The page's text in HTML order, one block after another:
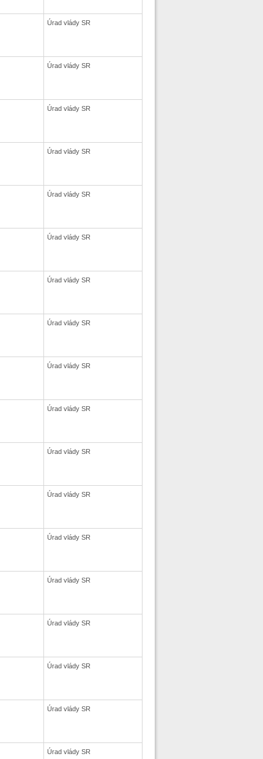
Úrad vlády SR
Úrad vlády SR
Úrad vlády SR
Úrad vlády SR
Úrad vlády SR
Úrad vlády SR
Úrad vlády SR
Úrad vlády SR
Úrad vlády SR
Úrad vlády SR
Úrad vlády SR
Úrad vlády SR
Úrad vlády SR
Úrad vlády SR
Úrad vlády SR
Úrad vlády SR
Úrad vlády SR
Úrad vlády SR